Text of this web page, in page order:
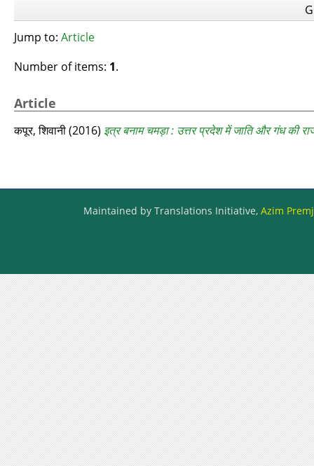
Jump to: Article
Number of items: 1.
Article
कपूर, शिवानी(2016) इत्र बनाम चमड़ा : उत्तर प्रदेश में जाति और गंध की
Maintained by Translations Initiative, Azim